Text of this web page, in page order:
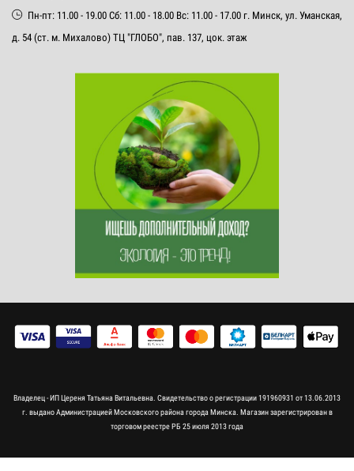
Пн-пт: 11.00 - 19.00 Сб: 11.00 - 18.00 Вс: 11.00 - 17.00 г. Минск, ул. Уманская,
д. 54 (ст. м. Михалово) ТЦ "ГЛОБО", пав. 137, цок. этаж
Владелец - ИП Цереня Татьяна Витальевна. Свидетельство о регистрации 191960931 от 13.06.2013
г. выдано Администрацией Московского района города Минска. Магазин зарегистрирован в
торговом реестре РБ 25 июля 2013 года